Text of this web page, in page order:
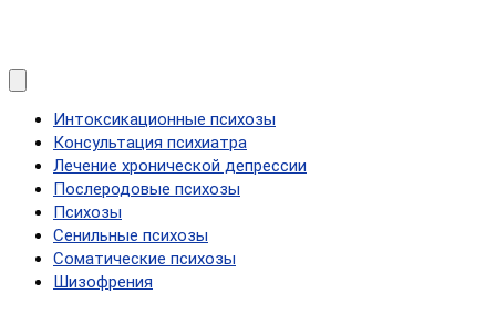
Интоксикационные психозы
Консультация психиатра
Лечение хронической депрессии
Послеродовые психозы
Психозы
Сенильные психозы
Соматические психозы
Шизофрения